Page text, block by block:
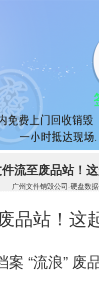
流至废品站！
广州文件销毁公司-硬盘数
品站！这
案 “流浪” 废